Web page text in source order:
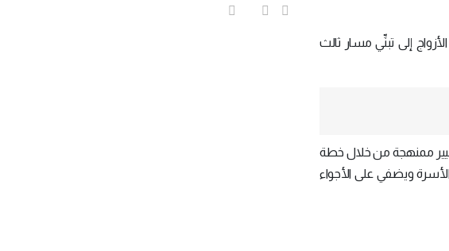
إلى تبنِّي مسار ثالث
ممنهجة من خلال خطة
ويضفي على الأجواء